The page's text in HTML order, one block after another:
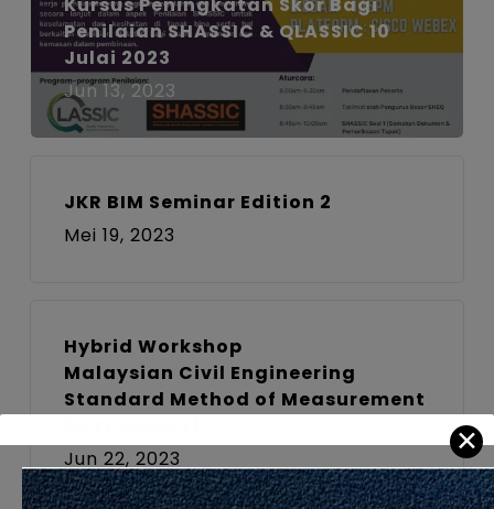
Kursus Peningkatan Skor Bagi
Penilaian SHASSIC & QLASSIC 10
Julai 2023
Jun 13, 2023
JKR BIM Seminar Edition 2
Mei 19, 2023
Hybrid Workshop
Malaysian Civil Engineering
Standard Method of Measurement
Jun 22, 2023
✕